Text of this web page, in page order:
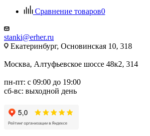
Сравнение товаров0
stanki@erher.ru
Екатеринбург, Основинская 10, 318
Москва, Алтуфьевское шоссе 48к2, 314
пн-пт: с 09:00 до 19:00
сб-вс: выходной день